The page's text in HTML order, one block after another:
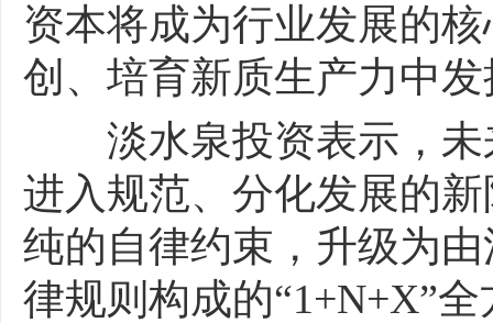
资本将成为行业发展的
创、培育新质生产力中
淡水泉投资表示，未
进入规范、分化发展的
纯的自律约束，升级为
律规则构成的“1+N+X”